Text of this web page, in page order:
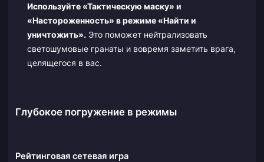
Используйте «Тактическую маску» и
«Настороженность» в режиме «Найти и
уничтожить». Это поможет нейтрализовать
светошумовые гранаты и вовремя заметить врага,
целящегося в вас.
Глубокое погружение в режимы
Рейтинговая сетевая игра